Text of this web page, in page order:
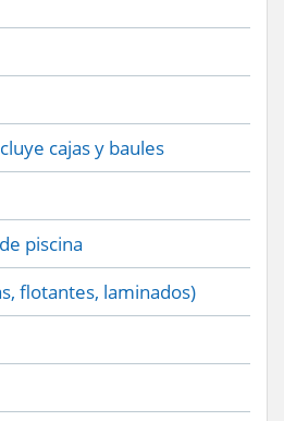
cajas y baules
piscina
flotantes, laminados)